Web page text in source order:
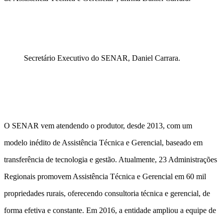
Secretário Executivo do SENAR, Daniel Carrara.
O SENAR vem atendendo o produtor, desde 2013, com um
modelo inédito de Assistência Técnica e Gerencial, baseado em
transferência de tecnologia e gestão. Atualmente, 23 Administrações
Regionais promovem Assistência Técnica e Gerencial em 60 mil
propriedades rurais, oferecendo consultoria técnica e gerencial, de
forma efetiva e constante. Em 2016, a entidade ampliou a equipe de